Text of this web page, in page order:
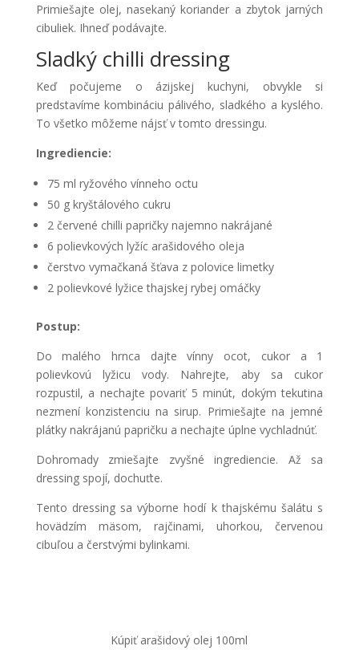
Primiešajte olej, nasekaný koriander a zbytok jarných
cibuliek. Ihneď podávajte.
Sladký chilli dressing
Keď počujeme o ázijskej kuchyni, obvykle si
predstavíme kombináciu pálivého, sladkého a kyslého.
To všetko môžeme nájsť v tomto dressingu.
Ingrediencie:
75 ml ryžového vínneho octu
50 g kryštálového cukru
2 červené chilli papričky najemno nakrájané
6 polievkových lyžíc arašidového oleja
čerstvo vymačkaná šťava z polovice limetky
2 polievkové lyžice thajskej rybej omáčky
Postup:
Do malého hrnca dajte vínny ocot, cukor a 1
polievkovú lyžicu vody. Nahrejte, aby sa cukor
rozpustil, a nechajte povariť 5 minút, dokým tekutina
nezmení konzistenciu na sirup. Primiešajte na jemné
plátky nakrájanú papričku a nechajte úplne vychladnúť.
Dohromady zmiešajte zvyšné ingrediencie. Až sa
dressing spojí, dochuťte.
Tento dressing sa výborne hodí k thajskému šalátu s
hovädzím mäsom, rajčinami, uhorkou, červenou
cibuľou a čerstvými bylinkami.
Kúpiť arašidový olej 100ml